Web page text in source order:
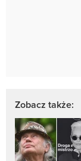
Zobacz także: